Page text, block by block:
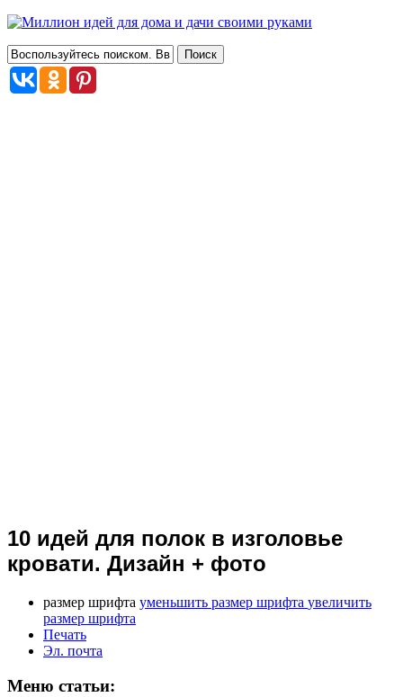
10 идей для полок в изголовье
кровати. Дизайн + фото
размер шрифта уменьшить размер шрифта увеличить
размер шрифта
Печать
Эл. почта
Меню статьи: